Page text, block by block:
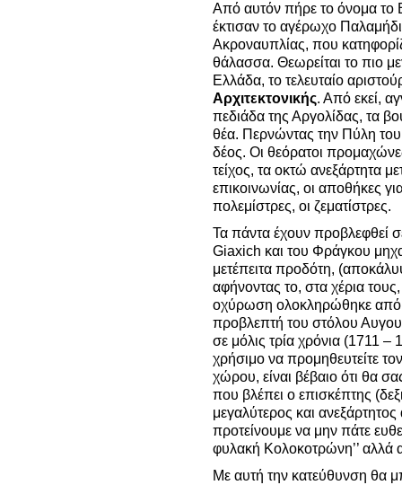
Από αυτόν πήρε το όνομα το
έκτισαν το αγέρωχο
Ακροναυπλίας, που
θάλασσα. Θεωρείται το πιο
Ελλάδα, το τελευταίο
Αρχιτεκτονικής. Από εκεί,
πεδιάδα της Αργολίδας, τα
θέα. Περνώντας την Πύλη
δέος. Οι θεόρατοι
τείχος, τα οκτώ ανεξάρτητα
επικοινωνίας, οι αποθήκες
πολεμίστρες, οι ζεματίστρες.
Τα πάντα έχουν προβλεφθεί
Giaxich και του Φράγκου
μετέπειτα προδότη,
αφήνοντας το, στα χέρια
οχύρωση ολοκληρώθηκε από
προβλεπτή του στόλου
σε μόλις τρία χρόνια (1711 –
χρήσιμο να προμηθευτείτε
χώρου, είναι βέβαιο ότι θα
που βλέπει ο επισκέπτης
μεγαλύτερος και
προτείνουμε να μην πάτε
φυλακή Κολοκοτρώνη’’ αλλά
Με αυτή την κατεύθυνση θα